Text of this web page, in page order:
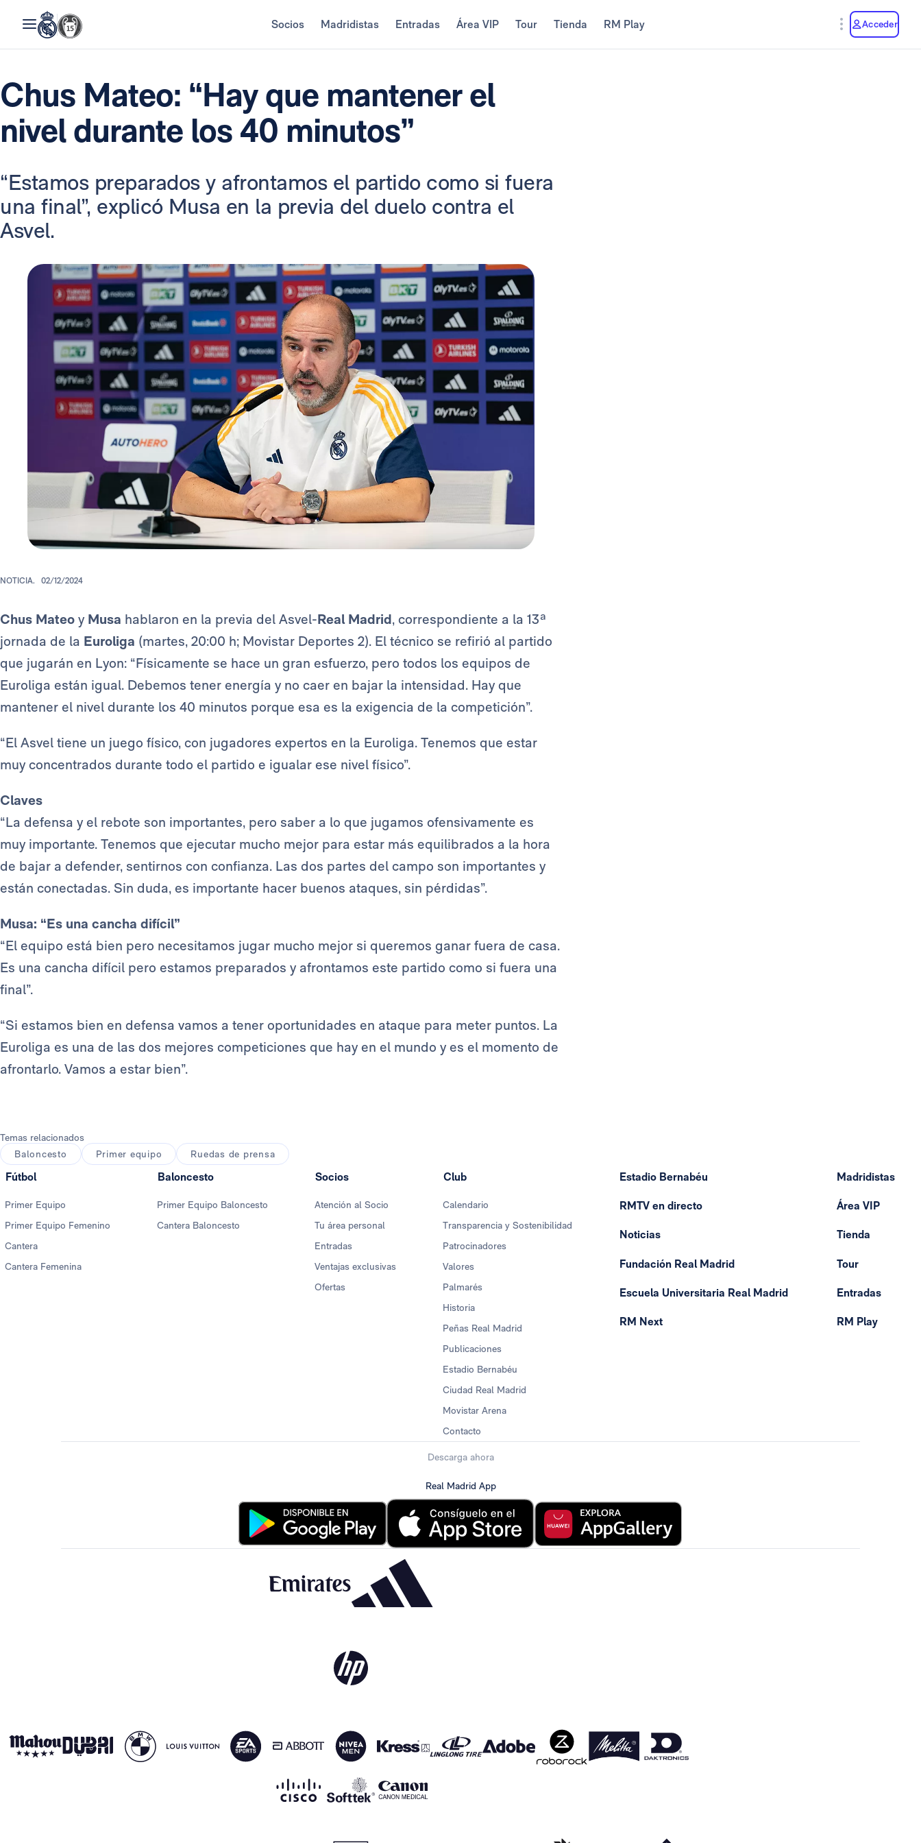
Socios Madridistas Entradas Área VIP Tour Tienda RM Play Acceder
Chus Mateo: “Hay que mantener el
nivel durante los 40 minutos”
“Estamos preparados y afrontamos el partido como si fuera
una final”, explicó Musa en la previa del duelo contra el
Asvel.
NOTICIA. 02/12/2024
Chus Mateo y Musa hablaron en la previa del Asvel-Real Madrid, correspondiente a la 13ª
jornada de la Euroliga (martes, 20:00 h; Movistar Deportes 2). El técnico se refirió al partido
que jugarán en Lyon: “Físicamente se hace un gran esfuerzo, pero todos los equipos de
Euroliga están igual. Debemos tener energía y no caer en bajar la intensidad. Hay que
mantener el nivel durante los 40 minutos porque esa es la exigencia de la competición”.
“El Asvel tiene un juego físico, con jugadores expertos en la Euroliga. Tenemos que estar
muy concentrados durante todo el partido e igualar ese nivel físico”.
Claves
“La defensa y el rebote son importantes, pero saber a lo que jugamos ofensivamente es
muy importante. Tenemos que ejecutar mucho mejor para estar más equilibrados a la hora
de bajar a defender, sentirnos con confianza. Las dos partes del campo son importantes y
están conectadas. Sin duda, es importante hacer buenos ataques, sin pérdidas”.
Musa: “Es una cancha difícil”
“El equipo está bien pero necesitamos jugar mucho mejor si queremos ganar fuera de casa.
Es una cancha difícil pero estamos preparados y afrontamos este partido como si fuera una
final”.
“Si estamos bien en defensa vamos a tener oportunidades en ataque para meter puntos. La
Euroliga es una de las dos mejores competiciones que hay en el mundo y es el momento de
afrontarlo. Vamos a estar bien”.
Temas relacionados
Baloncesto
Primer equipo Ruedas de prensa
Fútbol
Primer Equipo
Primer Equipo Femenino
Cantera
Cantera Femenina
Baloncesto
Primer Equipo Baloncesto
Cantera Baloncesto
Socios
Atención al Socio
Tu área personal
Entradas
Ventajas exclusivas
Ofertas
Club
Calendario
Transparencia y Sostenibilidad
Patrocinadores
Valores
Palmarés
Historia
Peñas Real Madrid
Publicaciones
Estadio Bernabéu
Ciudad Real Madrid
Movistar Arena
Contacto
Estadio Bernabéu
RMTV en directo
Noticias
Fundación Real Madrid
Escuela Universitaria Real Madrid
RM Next
Madridistas
Área VIP
Tienda
Tour
Entradas
RM Play
Descarga ahora
Real Madrid App